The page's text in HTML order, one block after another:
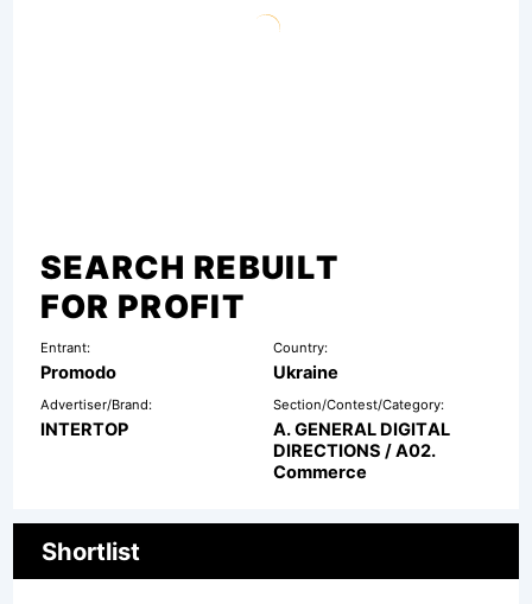
SEARCH REBUILT
FOR PROFIT
Entrant:
Promodo
Country:
Ukraine
Advertiser/Brand:
INTERTOP
Section/Contest/Category:
A. GENERAL DIGITAL
DIRECTIONS / A02.
Commerce
Shortlist